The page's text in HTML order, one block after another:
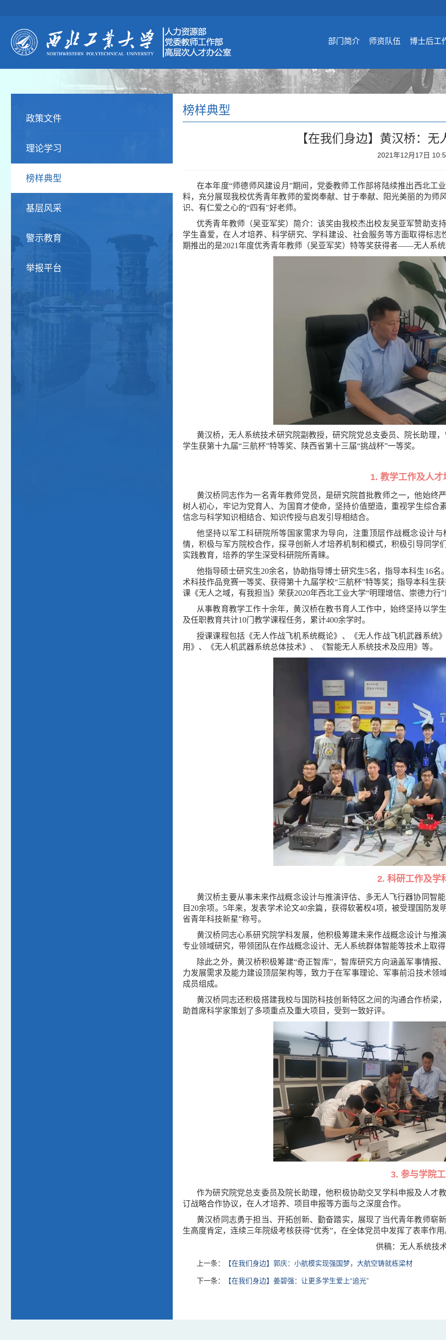
部门简介 师资队伍 博士后工
政策文件
理论学习
榜样典型
基层风采
警示教育
举报平台
榜样典型
【在我们身边】黄汉桥：
2021年12月17日
在本年度“师德师风建设月”期间，党委教师工作部将陆续推出西北工
料，充分展现我校优秀青年教师的爱岗奉献、甘于奉献、阳光美丽的为师
识、有仁爱之心的“四有"好老师。
优秀青年教师（吴亚军奖）简介：该奖由我校杰出校友吴亚军赞助支
学生喜爱，在人才培养、科学研究、学科建设、社会服务等方面取得标
期推出的是2021年度优秀青年教师（吴亚军奖）特等奖获得者——无人系
黄汉桥，无人系统技术研究院副教授，研究院党总支委员、院长助理
学生获第十九届“三航杯”特等奖、陕西省第十三届“挑战杯”一等奖。
1. 教学工作及人才
黄汉桥同志作为一名青年教师党员，是研究院首批教师之一，他始终
树人初心，牢记为党育人、为国育才使命，坚持价值塑造，重视学生综合
信念与科学知识相结合、知识传授与启发引导相结合。
他坚持以军工科研院所等国家需求为导向，注重顶层作战概念设计
情，积极与军方院校合作，探寻创新人才培养机制和模式，积极引导同学
实践教育，培养的学生深受科研院所青睐。
他指导硕士研究生20余名，协助指导博士研究生5名，指导本科生16
术科技作品竞赛一等奖、获得第十九届学校“三航杯”特等奖；指导本科生
课《无人之域，有我担当》荣获2020年西北工业大学“明理增信、崇德力行
从事教育教学工作十余年，黄汉桥在教书育人工作中，始终坚持以学
及任职教育共计10门教学课程任务，累计400余学时。
授课课程包括《无人作战飞机系统概论》、《无人作战飞机武器系统
用》、《无人机武器系统总体技术》、《智能无人系统技术及应用》等。
2. 科研工作及学
黄汉桥主要从事未来作战概念设计与推演评估、多无人飞行器协同智
目20余项。5年来，发表学术论文40余篇，获得软著权4项，被受理国防发
省青年科技新星”称号。
黄汉桥同志心系研究院学科发展，他积极筹建未来作战概念设计与推
专业领域研究，带领团队在作战概念设计、无人系统群体智能等技术上取
除此之外，黄汉桥积极筹建“奇正智库”，智库研究方向涵盖军事情报
力发展需求及能力建设顶层架构等，致力于在军事理论、军事前沿技术
成员组成。
黄汉桥同志还积极搭建我校与国防科技创新特区之间的沟通合作桥梁
助首席科学家策划了多项重点及重大项目，受到一致好评。
3. 参与学院
作为研究院党总支委员及院长助理，他积极协助交叉学科申报及人才
订战略合作协议，在人才培养、项目申报等方面与之深度合作。
黄汉桥同志勇于担当、开拓创新、勤奋踏实，展现了当代青年教师崭
生高度肯定，连续三年院级考核获得“优秀”，在全体党员中发挥了表率作用
供稿：无人系统技
上一条： 【在我们身边】郭庆：小航模实现强国梦，大航空铸就栋梁材
下一条： 【在我们身边】姜碧强：让更多学生爱上“追光”